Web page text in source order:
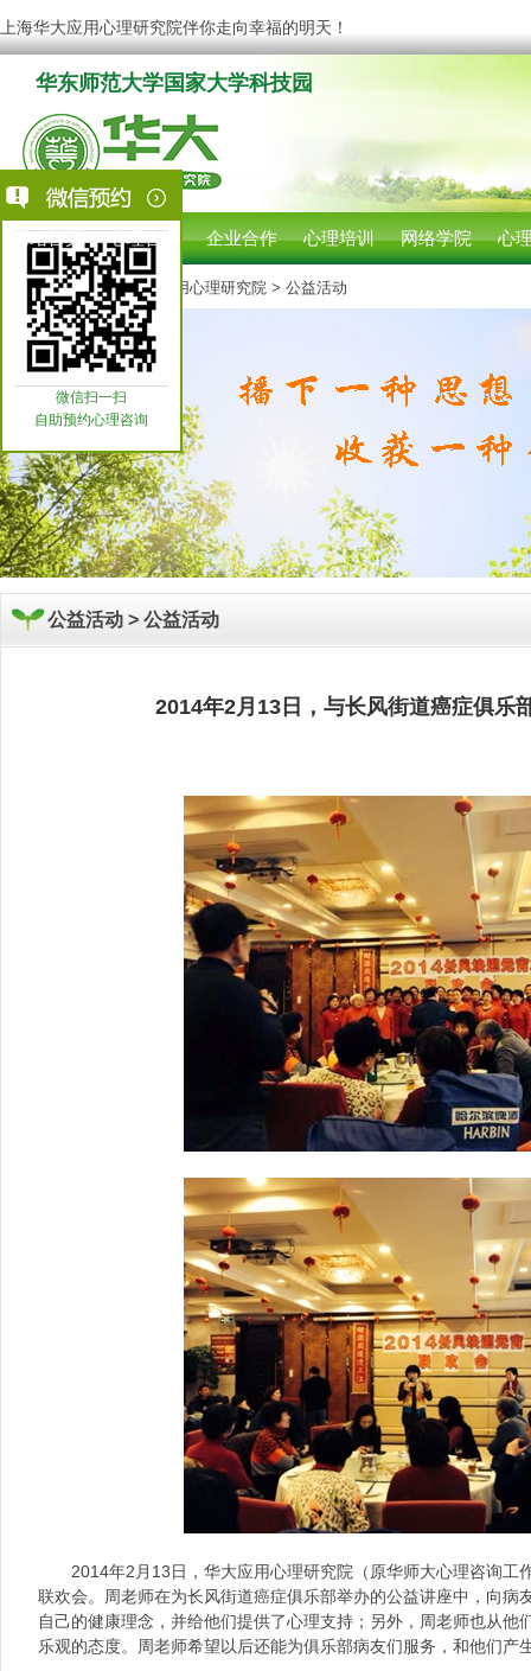
上海华大应用心理研究院伴你走向幸福的明天！
华东师范大学国家大学科技园
网站首页 心理咨询 企业合作 心理培训 网络学院 心
您现在的位置:上海华大应用心理研究院 > 公益活动
公益活动 > 公益活动
2014年2月13日，与长风街道癌症俱乐
2014年2月13日，华大应用心理研究院（原华师大心理咨询工
联欢会。周老师在为长风街道癌症俱乐部举办的公益讲座中，向病
自己的健康理念，并给他们提供了心理支持；另外，周老师也从他
乐观的态度。周老师希望以后还能为俱乐部病友们服务，和他们产
微信扫一扫
自助预约心理咨询